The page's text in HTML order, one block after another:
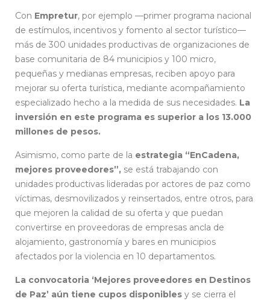
Con Empretur, por ejemplo —primer programa nacional
de estímulos, incentivos y fomento al sector turístico—
más de 300 unidades productivas de organizaciones de
base comunitaria de 84 municipios y 100 micro,
pequeñas y medianas empresas, reciben apoyo para
mejorar su oferta turística, mediante acompañamiento
especializado hecho a la medida de sus necesidades. La
inversión en este programa es superior a los 13.000
millones de pesos.
Asimismo, como parte de la estrategia “EnCadena,
mejores proveedores”, se está trabajando con
unidades productivas lideradas por actores de paz como
víctimas, desmovilizados y reinsertados, entre otros, para
que mejoren la calidad de su oferta y que puedan
convertirse en proveedoras de empresas ancla de
alojamiento, gastronomía y bares en municipios
afectados por la violencia en 10 departamentos.
La convocatoria ‘Mejores proveedores en Destinos
de Paz’ aún tiene cupos disponibles y se cierra el